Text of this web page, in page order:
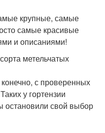
крупные, самые
самые красивые
и описаниями!
метельчатых
с проверенных
у гортензии
свой выбор